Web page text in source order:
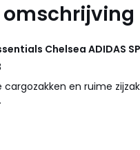
Chelsea ADIDAS
cargozakken en ruime